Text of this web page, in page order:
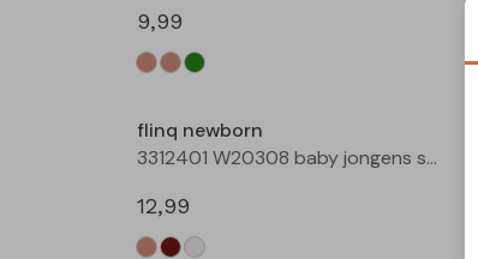
9,99
flinq newborn
3312401 W20308 baby jongens sweater Roest
12,99